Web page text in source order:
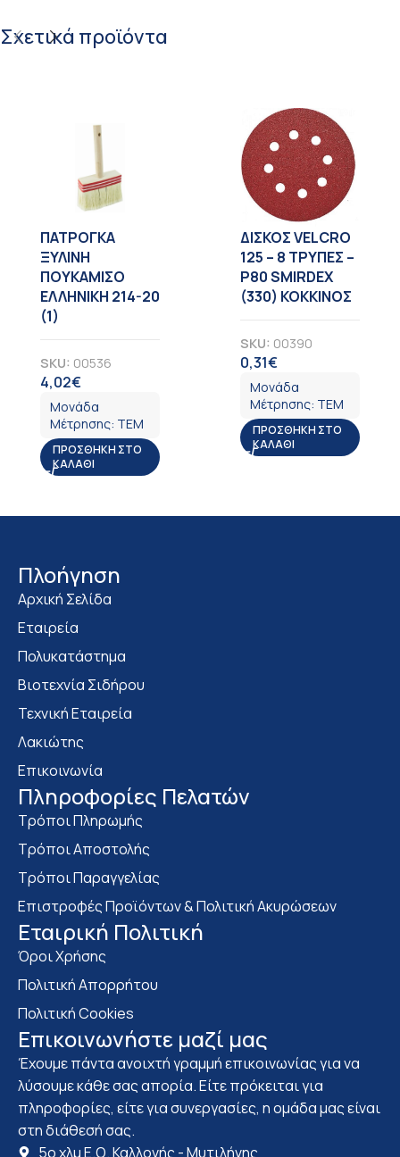
Σχετικά προϊόντα
ΠΑΤΡΟΓΚΑ
ΞΥΛΙΝΗ
ΠΟΥΚΑΜΙΣΟ
ΕΛΛΗΝΙΚΗ 214-20
(1)
SKU: 00536
4,02€
Μονάδα
Μέτρησης: ΤΕΜ
ΠΡΟΣΘΉΚΗ ΣΤΟ
ΚΑΛΆΘΙ
ΔΙΣΚΟΣ VELCRO
125 – 8 TΡΥΠΕΣ –
Ρ80 SMIRDEX
(330) ΚΟΚΚΙΝΟΣ
SKU: 00390
0,31€
Μονάδα
Μέτρησης: ΤΕΜ
ΠΡΟΣΘΉΚΗ ΣΤΟ
ΚΑΛΆΘΙ
Πλοήγηση
Αρχική Σελίδα
Εταιρεία
Πολυκατάστημα
Bιοτεχνία Σιδήρου
Τεχνική Εταιρεία
Λακιώτης
Επικοινωνία
Πληροφορίες Πελατών
Τρόποι Πληρωμής
Τρόποι Αποστολής
Τρόποι Παραγγελίας
Επιστροφές Προϊόντων & Πολιτική Ακυρώσεων
Eταιρική Πολιτική
Όροι Χρήσης
Πολιτική Απορρήτου
Πολιτική Cookies
Επικοινωνήστε μαζί μας
Έχουμε πάντα ανοιχτή γραμμή επικοινωνίας για να
λύσουμε κάθε σας απορία. Είτε πρόκειται για
πληροφορίες, είτε για συνεργασίες, η ομάδα μας είναι
στη διάθεσή σας.
5ο χλμ Ε.Ο. Καλλονής - Μυτιλήνης